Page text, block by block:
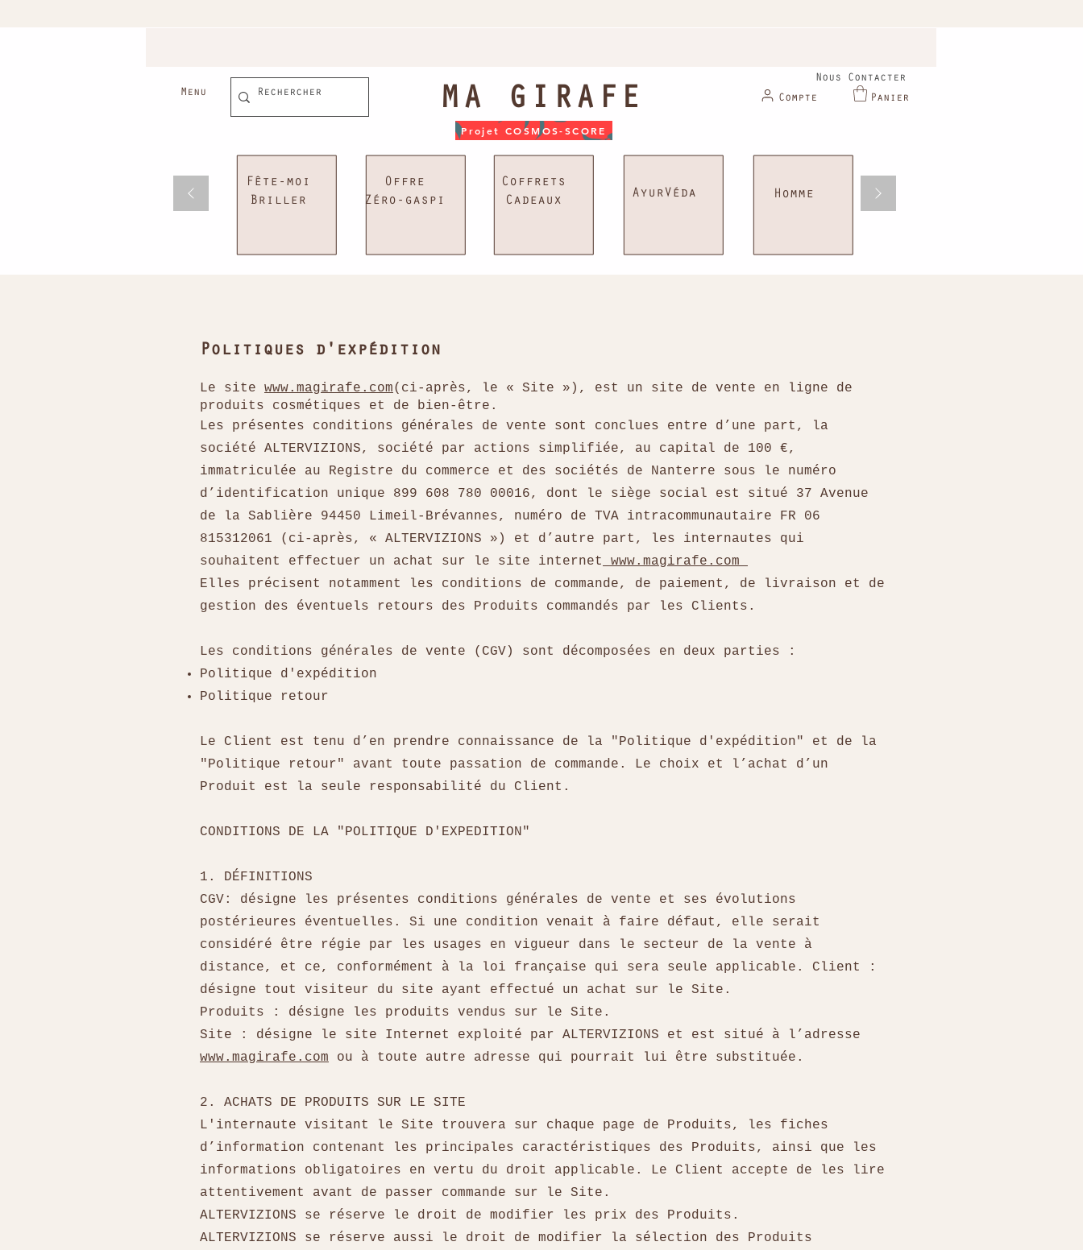
Menu MA GIRAFE
Nous Contacter
Compte
Panier
Projet COSMOS-SCORE
Fête-moi
Briller
Offre
Zéro-gaspi
Coffrets
Cadeaux
AyurVéda Homme
Polit iques d'expédition
Le site www.magirafe.com(ci-après, le « Site »), est un site de vente en ligne de
produits cosmétiques et de bien-être.
​Les présentes conditions générales de vente sont conclues entre d’une part, la
société ALTERVIZIONS, société par actions simplifiée, au capital de 100 €,
immatriculée au Registre du commerce et des sociétés de Nanterre sous le numéro
d’identification unique 899 608 780 00016, dont le siège social est situé 37 Avenue
de la Sablière 94450 Limeil-Brévannes, numéro de TVA intracommunautaire FR 06
815312061 (ci-après, « ALTERVIZIONS ») et d’autre part, les internautes qui
souhaitent effectuer un achat sur le site internet
www.magirafe.com
Elles précisent notamment les conditions de commande, de paiement, de livraison et de
gestion des éventuels retours des Produits commandés par les Clients.
​Les conditions générales de vente (CGV) sont décomposées en deux parties :
Politique d'expédition
Politique retour
Le Client est tenu d’en prendre connaissance de la "Politique d'expédition" et de la
"Politique retour" avant toute passation de commande. Le choix et l’achat d’un
Produit est la seule responsabilité du Client.
CONDITIONS DE LA "POLITIQUE D'EXPEDITION"
1. DÉFINITIONS
CGV: désigne les présentes conditions générales de vente et ses évolutions
postérieures éventuelles. Si une condition venait à faire défaut, elle serait
considéré être régie par les usages en vigueur dans le secteur de la vente à
distance, et ce, conformément à la loi française qui sera seule applicable. Client :
désigne tout visiteur du site ayant effectué un achat sur le Site.
Produits : désigne les produits vendus sur le Site.
Site : désigne le site Internet exploité par ALTERVIZIONS et est situé à l’adresse
www.magirafe.com ou à toute autre adresse qui pourrait lui être substituée.
2. ACHATS DE PRODUITS SUR LE SITE
L'internaute visitant le Site trouvera sur chaque page de Produits, les fiches
d’information contenant les principales caractéristiques des Produits, ainsi que les
informations obligatoires en vertu du droit applicable. Le Client accepte de les lire
attentivement avant de passer commande sur le Site.
ALTERVIZIONS se réserve le droit de modifier les prix des Produits.
ALTERVIZIONS se réserve aussi le droit de modifier la sélection des Produits